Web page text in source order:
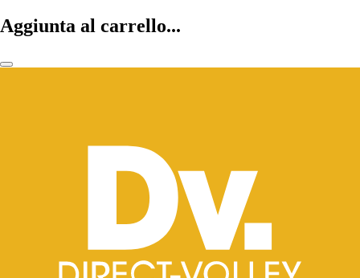
Aggiunta al carrello...